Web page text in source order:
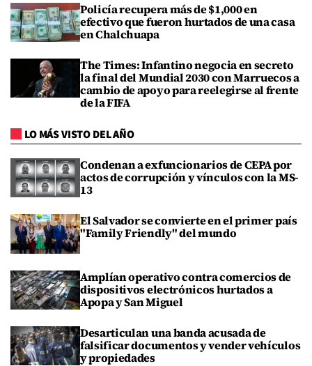
Policía recupera más de $1,000 en
efectivo que fueron hurtados de una casa
en Chalchuapa
The Times: Infantino negocia en secreto
la final del Mundial 2030 con Marruecos a
cambio de apoyo para reelegirse al frente
de la FIFA
LO MÁS VISTO DEL AÑO
Condenan a exfuncionarios de CEPA por
actos de corrupción y vínculos con la MS-
13
El Salvador se convierte en el primer país
"Family Friendly" del mundo
Amplían operativo contra comercios de
dispositivos electrónicos hurtados a
Apopa y San Miguel
Desarticulan una banda acusada de
falsificar documentos y vender vehículos
y propiedades